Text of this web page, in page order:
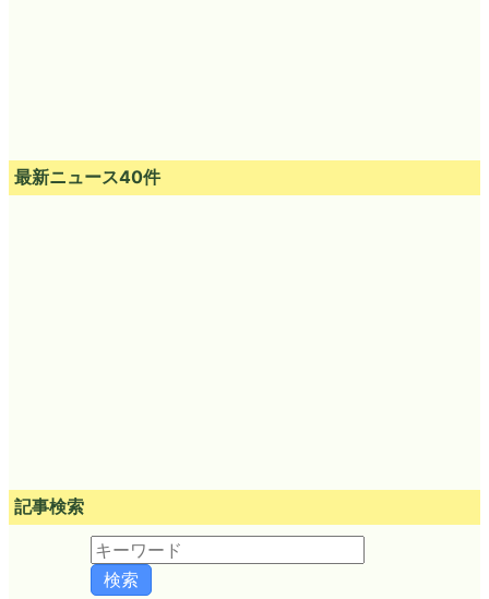
最新ニュース40件
記事検索